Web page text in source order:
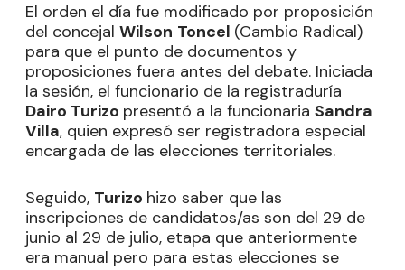
El orden el día fue modificado por proposición
del concejal Wilson Toncel (Cambio Radical)
para que el punto de documentos y
proposiciones fuera antes del debate. Iniciada
la sesión, el funcionario de la registraduría
Dairo Turizo presentó a la funcionaria Sandra
Villa, quien expresó ser registradora especial
encargada de las elecciones territoriales.
Seguido, Turizo hizo saber que las
inscripciones de candidatos/as son del 29 de
junio al 29 de julio, etapa que anteriormente
era manual pero para estas elecciones se